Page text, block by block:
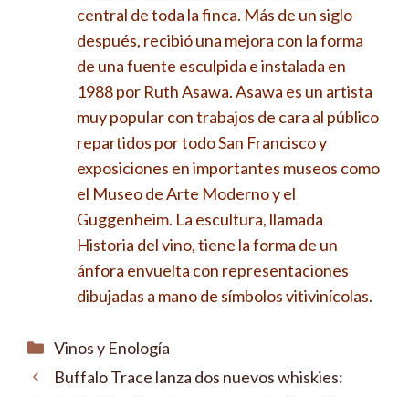
central de toda la finca. Más de un siglo
después, recibió una mejora con la forma
de una fuente esculpida e instalada en
1988 por Ruth Asawa. Asawa es un artista
muy popular con trabajos de cara al público
repartidos por todo San Francisco y
exposiciones en importantes museos como
el Museo de Arte Moderno y el
Guggenheim. La escultura, llamada
Historia del vino, tiene la forma de un
ánfora envuelta con representaciones
dibujadas a mano de símbolos vitivinícolas.
Categorías
Vinos y Enología
Buffalo Trace lanza dos nuevos whiskies: